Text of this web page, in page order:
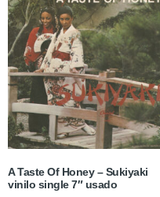
A Taste Of Honey – Sukiyaki
vinilo single 7″ usado